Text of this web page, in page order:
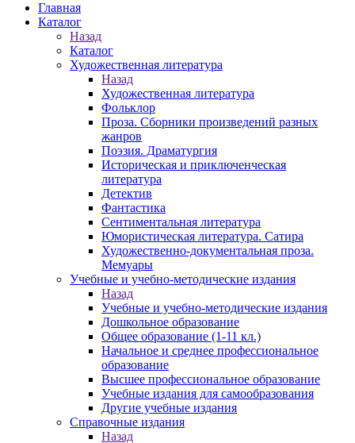
Главная
Каталог
Назад
Каталог
Художественная литература
Назад
Художественная литература
Фольклор
Проза. Сборники произведений разных
жанров
Поэзия. Драматургия
Историческая и приключенческая
литература
Детектив
Фантастика
Сентиментальная литература
Юмористическая литература. Сатира
Художественно-документальная проза.
Мемуары
Учебные и учебно-методические издания
Назад
Учебные и учебно-методические издания
Дошкольное образование
Общее образование (1-11 кл.)
Начальное и среднее профессиональное
образование
Высшее профессиональное образование
Учебные издания для самообразования
Другие учебные издания
Справочные издания
Назад